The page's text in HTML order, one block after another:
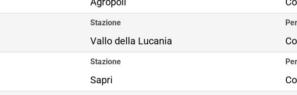
Stazione
Vallo della Lucania
Stazione
Sapri